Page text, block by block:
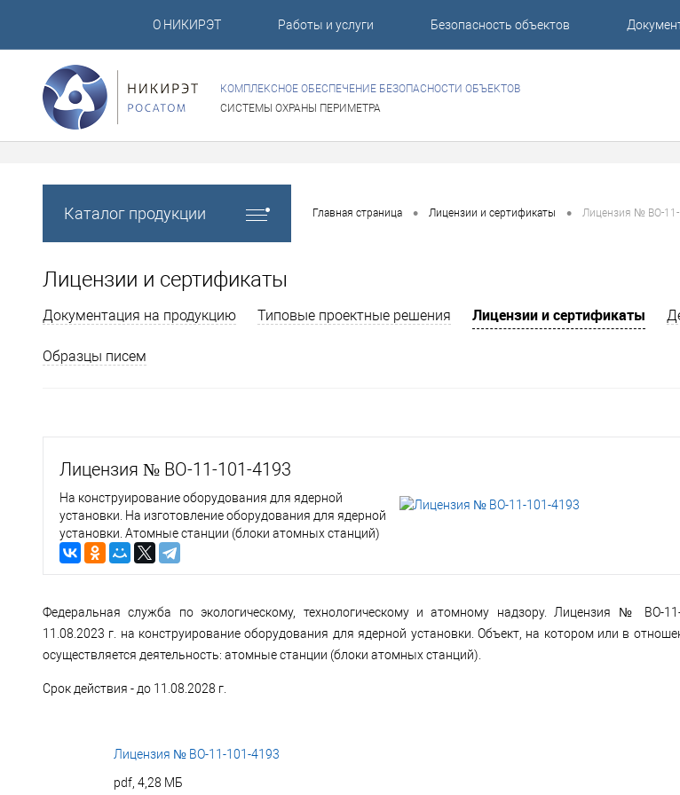
О НИКИРЭТ Работы и услуги Безопасность объектов
КОМПЛЕКСНОЕ ОБЕСПЕЧЕНИЕ БЕЗОПАСНОСТИ ОБЪЕКТОВ
СИСТЕМЫ ОХРАНЫ ПЕРИМЕТРА
Каталог продукции Главная страница • Лицензии и сертификаты • Лицензия № ВО-11-
Лицензии и сертификаты
Документация на продукцию Типовые проектные решения Лицензии и сертификаты
Образцы писем
Лицензия № ВО-11-101-4193
На конструирование оборудования для ядерной
установки. На изготовление оборудования для ядерной
установки. Атомные станции (блоки атомных станций)
Федеральная служба по экологическому, технологическому и атомному надзору. Лицензия № ВО-
11.08.2023 г. на конструирование оборудования для ядерной установки. Объект, на котором или в
осуществляется деятельность: атомные станции (блоки атомных станций).
Срок действия - до 11.08.2028 г.
Лицензия № ВО-11-101-4193
pdf, 4,28 МБ